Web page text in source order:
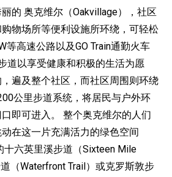
的 奥克维尔（Oakvillage），社区
物场所等便利设施所环绕，可轻松
等高速公路以及GO Train通勤火车
道以享受健康和积极的生活为愿
遍及整个社区，而社区周围则环绕
公里步道系统，将居民与户外环
即可进入。 整个奥克维尔的人们
在这一片充满活力的绿色空间
十六英里溪步道（Sixteen Mile
（Waterfront Trail）或克罗斯敦步